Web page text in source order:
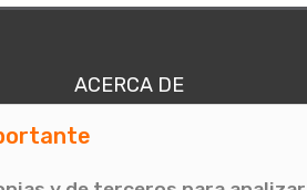
ACERCA DE
Quiénes somos